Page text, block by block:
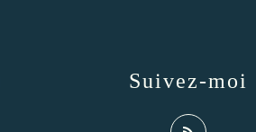
Suivez-moi